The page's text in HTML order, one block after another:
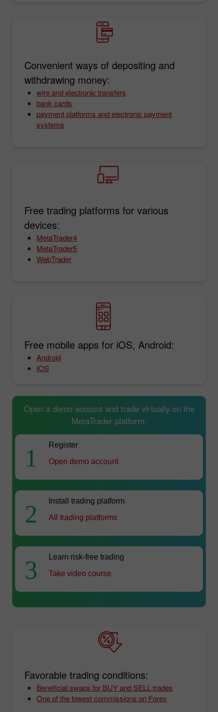
Convenient ways of depositing and
withdrawing money:
wire and electronic transfers
bank cards
payment platforms and electronic payment
systems
Free trading platforms for various
devices:
MetaTrader4
MetaTrader5
WebTrader
Free mobile apps for iOS, Android:
Android
IOS
Open a demo account and trade virtually on the
MetaTrader platform.
1
Register
Open demo account
2
Install trading platform
All trading platforms
3
Learn risk-free trading
Take video course
Favorable trading conditions:
Beneficial swaps for BUY and SELL trades
One of the lowest commissions on Forex